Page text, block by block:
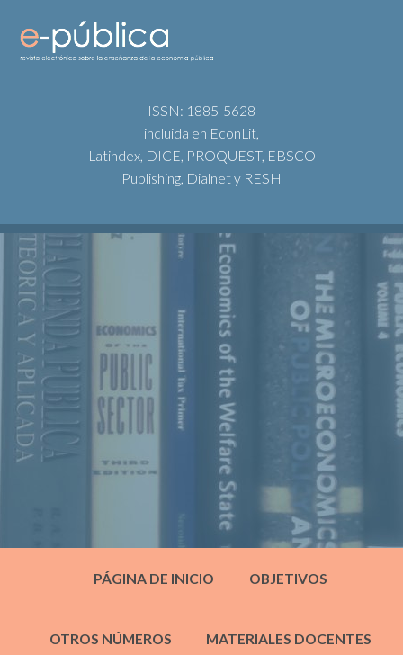
ISSN: 1885-5628
incluida en EconLit,
Latindex, DICE, PROQUEST, EBSCO
Publishing, Dialnet y RESH
PÁGINA DE INICIO OBJETIVOS
OTROS NÚMEROS MATERIALES DOCENTES